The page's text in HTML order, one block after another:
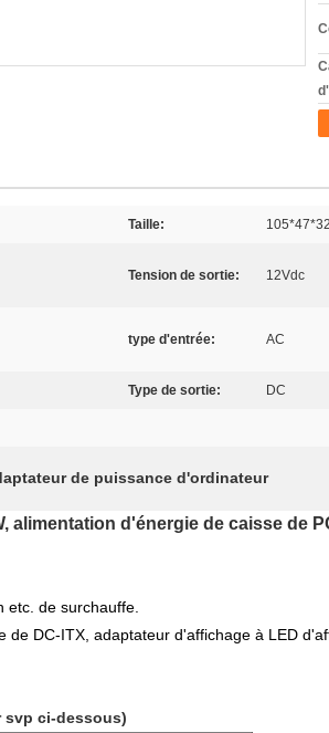
Taille:
Tension de sortie: 12Vdc
type d'entrée: AC
Type de sortie: DC
de puissance d'ordinateur
d'énergie de caisse de
etc. de surchauffe.
DC-ITX, adaptateur d'affichage à LED
svp ci-dessous)